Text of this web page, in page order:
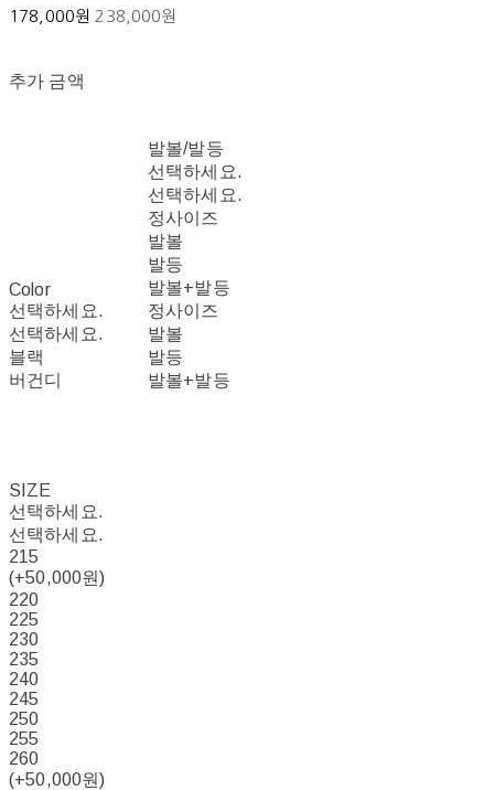
178,000원 238,000원
추가 금액
Color
선택하세요.
선택하세요.
블랙
버건디
발볼/발등
선택하세요.
선택하세요.
정사이즈
발볼
발등
발볼+발등
정사이즈
발볼
발등
발볼+발등
SIZE
선택하세요.
선택하세요.
215
(+50,000원)
220
225
230
235
240
245
250
255
260
(+50,000원)